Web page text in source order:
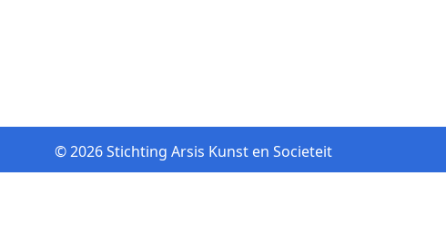
© 2026 Stichting Arsis Kunst en Societeit